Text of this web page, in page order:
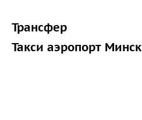
Трансфер
Такси аэропорт Минск